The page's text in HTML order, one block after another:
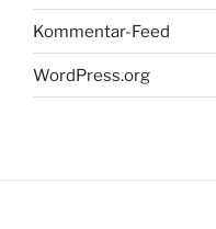
Kommentar-Feed
WordPress.org